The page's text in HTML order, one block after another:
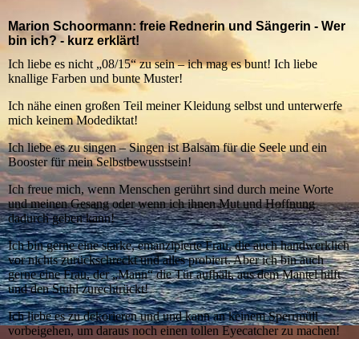
Marion Schoormann: freie Rednerin und Sängerin - Wer
bin ich? - kurz erklärt!
Ich liebe es nicht „08/15“ zu sein – ich mag es bunt! Ich liebe
knallige Farben und bunte Muster!
Ich nähe einen großen Teil meiner Kleidung selbst und unterwerfe
mich keinem Modediktat!
Ich liebe es zu singen – Singen ist Balsam für die Seele und ein
Booster für mein Selbstbewusstsein!
Ich freue mich, wenn Menschen gerührt sind durch meine Worte
und meinen Gesang oder wenn ich ihnen Mut und Hoffnung
dadurch geben kann!
Ich bin gerne eine starke, emanzipierte Frau, die auch handwerklich
vor nichts zurückschreckt und alles probiert. Aber ich bin auch
gerne eine Frau, der „Mann“ die Tür aufhält, aus dem Mantel hilft
und den Stuhl zurechtrückt!
Ich liebe es zu dekorieren und und kann an keinem Sperrmüll
vorbeigehen, um daraus noch einen tollen Eyecatcher zu machen!